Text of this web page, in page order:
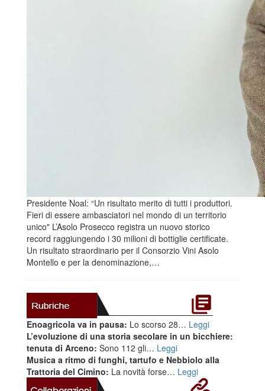
Presidente Noal: “Un risultato merito di tutti i produttori.
Fieri di essere ambasciatori nel mondo di un territorio
unico" L’Asolo Prosecco registra un nuovo storico
record raggiungendo i 30 milioni di bottiglie certificate.
Un risultato straordinario per il Consorzio Vini Asolo
Montello e per la denominazione,…
Enoagricola va in pausa: Lo scorso 28… Leggi
L’evoluzione di una storia secolare in un bicchiere:
tenuta di Arceno: Sono 112 gli… Leggi
Musica a ritmo di funghi, tartufo e Nebbiolo alla
Trattoria del Cimino: La novità forse… Leggi